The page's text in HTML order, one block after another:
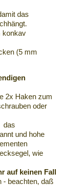
das
konkav
(5 mm
2x Haken zum
oder
das
und hohe
wie
auf keinen Fall
- beachten, daß